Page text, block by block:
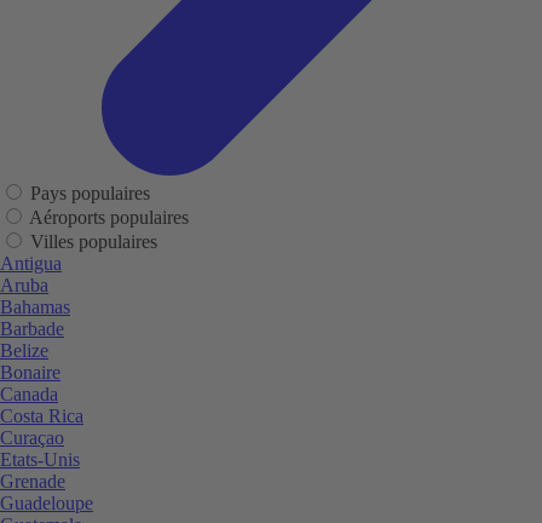
Pays populaires
Aéroports populaires
Villes populaires
Antigua
Aruba
Bahamas
Barbade
Belize
Bonaire
Canada
Costa Rica
Curaçao
Etats-Unis
Grenade
Guadeloupe